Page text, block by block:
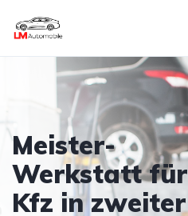
Meister-
Werkstatt für
Kfz in zweiter